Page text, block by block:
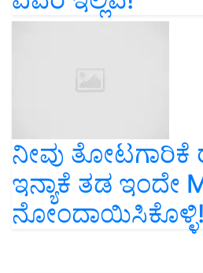
ನೀವು ತೋಟಗಾರಿಕೆ
ಇನ್ಯಾಕೆ ತಡ ಇಂದೇ
ನೋಂದಾಯಿಸಿಕೊಳ್ಳಿ!